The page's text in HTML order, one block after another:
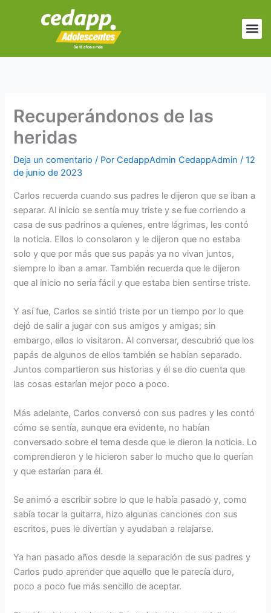
Recuperándonos de las
heridas
Deja un comentario / PorCedappAdmin CedappAdmin/12
de junio de 2023
Carlos recuerda cuando sus padres le dijeron que se iban a
separar. Al inicio se sentía muy triste y se fue corriendo a
casa de sus padrinos a quienes, entre lágrimas, les contó
la noticia. Ellos lo consolaron y le dijeron que no estaba
solo y que por más que sus papás ya no vivan juntos,
siempre lo iban a amar. También recuerda que le dijeron
que al inicio no sería fácil y que estaba bien sentirse triste.
Y así fue, Carlos se sintió triste por un tiempo por lo que
dejó de salir a jugar con sus amigos y amigas; sin
embargo, ellos lo visitaron. Al conversar, descubrió que los
papás de algunos de ellos también se habían separado.
Juntos compartieron sus historias y él se dio cuenta que
las cosas estarían mejor poco a poco.
Más adelante, Carlos conversó con sus padres y les contó
cómo se sentía, aunque era evidente, no habían
conversado sobre el tema desde que le dieron la noticia. Lo
comprendieron y le hicieron saber lo mucho que lo querían
y que estarían para él.
Se animó a escribir sobre lo que le había pasado y, como
sabía tocar la guitarra, hizo algunas canciones con sus
escritos, pues le divertían y ayudaban a relajarse.
Ya han pasado años desde la separación de sus padres y
Carlos pudo aprender que aquello que le parecía duro,
poco a poco fue más sencillo de aceptar.